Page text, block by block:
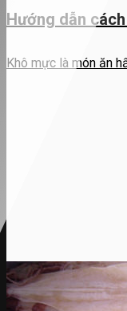
Hướng dẫn
Khô mực là món ăn